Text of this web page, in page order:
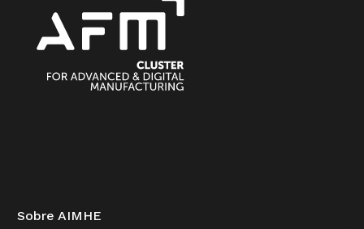
Sobre AIMHE